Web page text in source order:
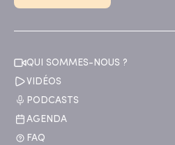
QUI SOMMES-NOUS ?
VIDÉOS
PODCASTS
AGENDA
FAQ